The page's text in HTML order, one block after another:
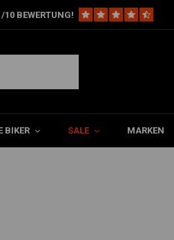
10 BEWERTUNG!
BIKER SALE MARKEN